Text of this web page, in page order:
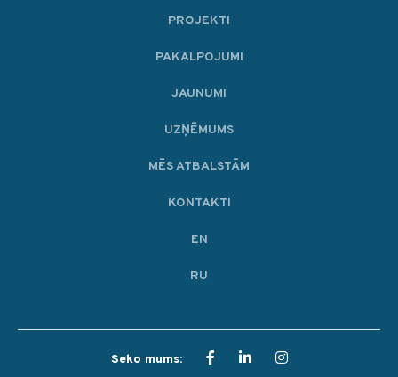
PROJEKTI
PAKALPOJUMI
JAUNUMI
UZŅĒMUMS
MĒS ATBALSTĀM
KONTAKTI
EN
RU
Seko mums: